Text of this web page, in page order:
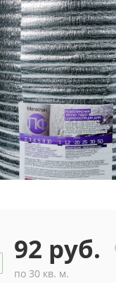
92 руб.
по 30 кв. м.